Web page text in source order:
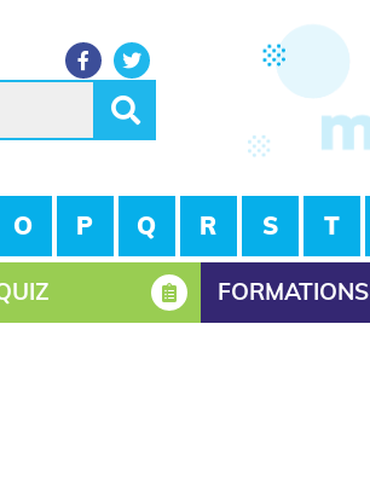
O P Q R S T
FORMATIONS